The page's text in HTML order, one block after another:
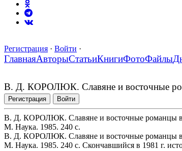
Регистрация · Войти ·
ГлавнаяАвторыСтатьиКнигиФотоФайлы
В. Д. КОРОЛЮК. Славяне и восточные
Регистрация Войти
В. Д. КОРОЛЮК. Славяне и восточные романцы в
М. Наука. 1985. 240 с.
В. Д. КОРОЛЮК. Славяне и восточные романцы в
М. Наука. 1985. 240 с. Скончавшийся в 1981 г.